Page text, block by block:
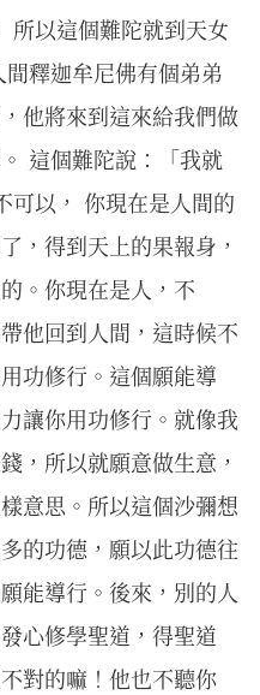
所以這個難陀就到天女
釋迦牟尼佛有個弟弟
他將來到這來給我們做
這個難陀說：「我就
可以， 你現在是人間的
，得到天上的果報身，
。你現在是人，不
他回到人間，這時候不
功修行。這個願能導
讓你用功修行。就像我
，所以就願意做生意，
意思。所以這個沙彌想
的功德，願以此功德往
能導行。後來，別的人
心修學聖道，得聖道
對的嘛！他也不聽你